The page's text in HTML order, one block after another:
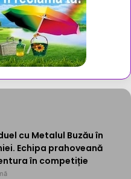
cu Metalul Buzău în
Echipa prahoveană
în competiție